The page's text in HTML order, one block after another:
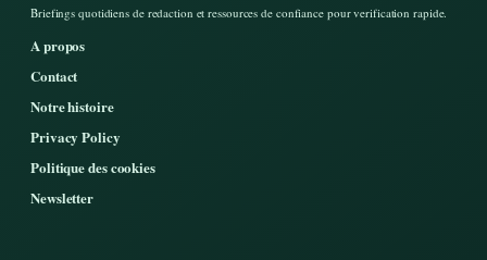
Briefings quotidiens de redaction et ressources de confiance pour verification rapide.
A propos
Contact
Notre histoire
Privacy Policy
Politique des cookies
Newsletter